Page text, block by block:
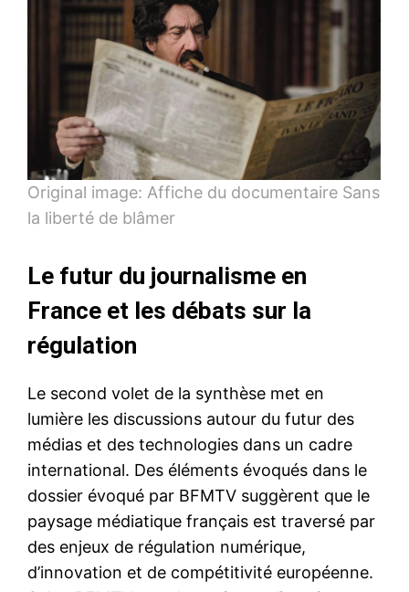
Original image: Affiche du documentaire Sans
la liberté de blâmer
Le futur du journalisme en
France et les débats sur la
régulation
Le second volet de la synthèse met en
lumière les discussions autour du futur des
médias et des technologies dans un cadre
international. Des éléments évoqués dans le
dossier évoqué par BFMTV suggèrent que le
paysage médiatique français est traversé par
des enjeux de régulation numérique,
d’innovation et de compétitivité européenne.